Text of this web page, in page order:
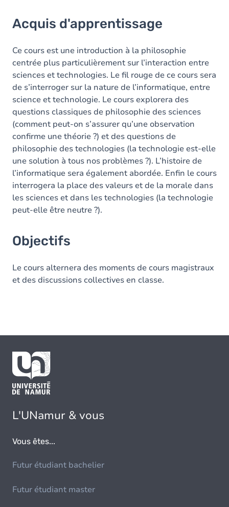
Objectifs
Acquis d'apprentissage
Ce cours est une introduction à la philosophie
centrée plus particulièrement sur l’interaction entre
sciences et technologies. Le fil rouge de ce cours sera
de s’interroger sur la nature de l’informatique, entre
science et technologie. Le cours explorera des
questions classiques de philosophie des sciences
(comment peut-on s’assurer qu’une observation
confirme une théorie ?) et des questions de
philosophie des technologies (la technologie est-elle
une solution à tous nos problèmes ?). L’histoire de
l’informatique sera également abordée. Enfin le cours
interrogera la place des valeurs et de la morale dans
les sciences et dans les technologies (la technologie
peut-elle être neutre ?).
Objectifs
Le cours alternera des moments de cours magistraux
et des discussions collectives en classe.
L'UNamur & vous
Vous êtes...
Futur étudiant bachelier
Futur étudiant master